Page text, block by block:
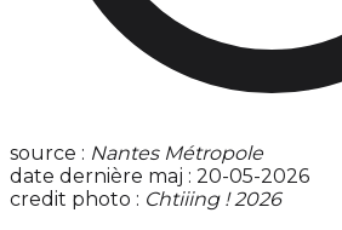
source : Nantes Métropole
date dernière maj : 20-05-2026
credit photo : Chtiiing ! 2026